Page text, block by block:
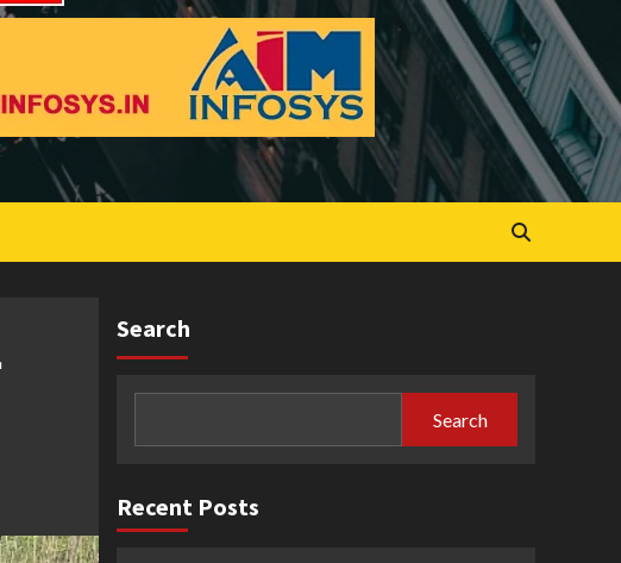
Search
Search
Recent Posts